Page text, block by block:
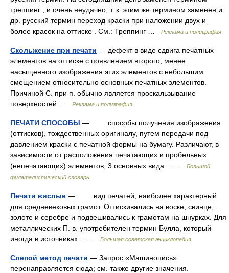
треппинг , и очень неудачно, т. к. этим же термином заменен и
др. русский термин переход краски при наложении двух и
более красок на оттиске . См.: Треппинг …
Реклама и полиграфия
Скольжение при печати — дефект в виде сдвига печатных
элементов на оттиске с появлением второго, менее
насыщенного изображения этих элементов с небольшим
смещением относительно основных печатных элементов.
Причиной С. при п. обычно является проскальзывание
поверхностей …
Реклама и полиграфия
ПЕЧАТИ СПОСОБЫ — способы получения изображения
(оттисков), тождественных оригиналу, путем передачи под
давлением краски с печатной формы на бумагу. Различают, в
зависимости от расположения печатающих и пробельных
(непечатающих) элементов, 3 основных вида… …
Большой
филателистический словарь
Печати вислые — вид печатей, наиболее характерный
для средневековых грамот. Оттискивались на воске, свинце,
золоте и серебре и подвешивались к грамотам на шнурках. Для
металлических П. в. употребителен термин Булла, который
иногда в источниках… …
Большая советская энциклопедия
Слепой метод печати — Запрос «Машинопись»
перенаправляется сюда; см. также другие значения.